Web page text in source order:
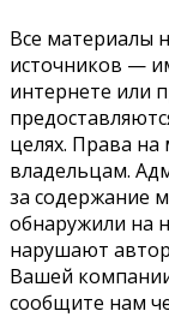
Все материалы
источников —
интернете или
целях. Права
владельцам.
за содержание
обнаружили на
нарушают
Вашей
сообщите нам